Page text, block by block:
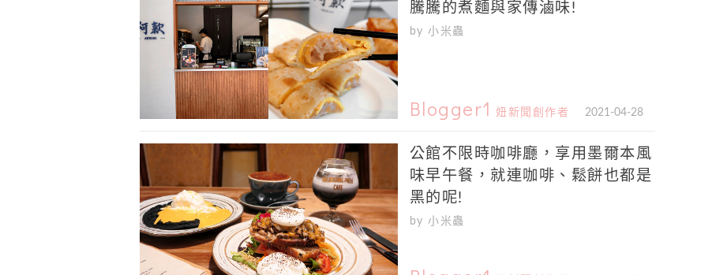
騰騰的煮麵與家傳滷味!
by 小米蟲
Blogger1 妞新聞創作者 2021-04-28
公館不限時咖啡廳，享用墨爾本風
味早午餐，就連咖啡、鬆餅也都是
黑的呢!
by 小米蟲